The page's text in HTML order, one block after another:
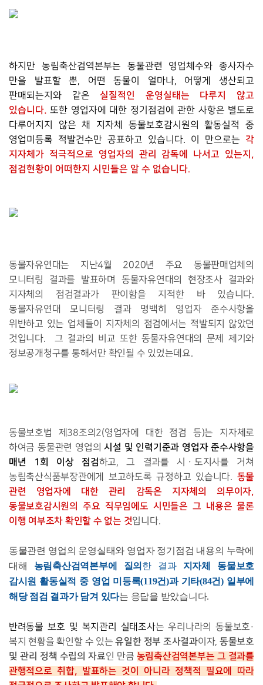
하지만 농림축산검역본부는 동물관련 영업체수와 종사자수
만을 발표할 뿐, 어떤 동물이 얼마나, 어떻게 생산되고
판매되는지와 같은실질적인 운영실태는 다루지 않고
있습니다.또한 영업자에 대한 정기점검에 관한 사항은 별도로
다루어지지 않은 채 지자체 동물보호감시원의 활동실적 중
영업미등록 적발건수만 공표하고 있습니다. 이 만으로는 각
지자체가 적극적으로 영업자의 관리 감독에 나서고 있는지,
점검현황이 어떠한지 시민들은 알 수 없습니다.
동물자유연대는 지난4월 2020년 주요 동물판매업체의
모니터링 결과를 발표하며 동물자유연대의 현장조사 결과와
지자체의 점검결과가 판이함을 지적한 바 있습니다.
동물자유연대 모니터링 결과 명백히 영업자 준수사항을
위반하고 있는 업체들이 지자체의 점검에서는 적발되지 않았던
것입니다. 그 결과의 비교 또한 동물자유연대의 문제 제기와
정보공개청구를 통해서만 확인될 수 있었는데요.
동물보호법 제38조의2(영업자에 대한 점검 등)는 지자체로
하여금 동물관련 영업의시설 및 인력기준과 영업자 준수사항을
매년 1회 이상 점검하고, 그 결과를 시ㆍ도지사를 거쳐
농림축산식품부장관에게 보고하도록 규정하고 있습니다. 동물
관련 영업자에 대한 관리 감독은 지자체의 의무이자,
동물보호감시원의 주요 직무임에도 시민들은 그 내용은 물론
이행 여부조차 확인할 수 없는 것입니다.
동물관련 영업의 운영실태와 영업자 정기점검 내용의 누락에
대해 농림축산검역본부에 질의 한 결과 지자체 동물보호
감시원 활동실적 중 영업 미등록(119건)과 기타(84건) 일부에
해당 점검 결과가 담겨 있다는 응답을 받았습니다.
반려동물 보호 및 복지관리 실태조사는 우리나라의 동물보호·
복지 현황을 확인할 수 있는유일한 정부 조사결과이자, 동물보호
및 관리 정책 수립의 자료인 만큼 농림축산검역본부는 그 결과를
관행적으로 취합, 발표하는 것이 아니라 정책적 필요에 따라